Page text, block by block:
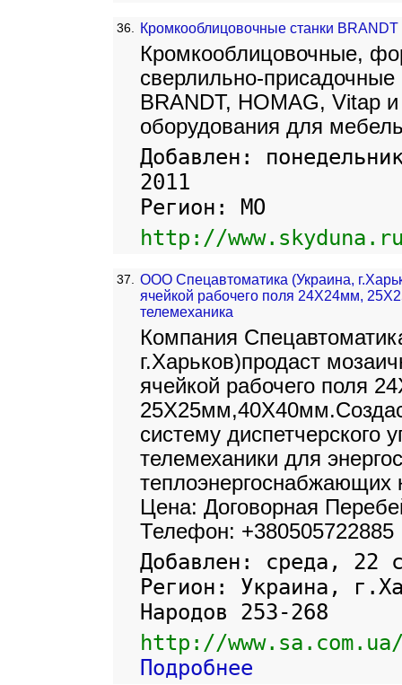
36. Кромкооблицовочные станки BRANDT
Кромкооблицовочные,
сверлильно-присадочные
BRANDT, HOMAG, Vitap
оборудования для
Добавлен:
2011
Регион: МО
http://
37.
ООО Спецавтоматика (Украина,
ячейкой рабочего поля 24Х24мм,
телемеханика
Компания
г.Харьков)продаст
ячейкой рабочего поля
систему диспетчерского
телемеханики для
теплоэнергоснабжающих
Цена: Договорная
Телефон: +380505722885
Добавлен: среда, 22
Регион: Украина,
Народов 253-268
http://
Подробнее